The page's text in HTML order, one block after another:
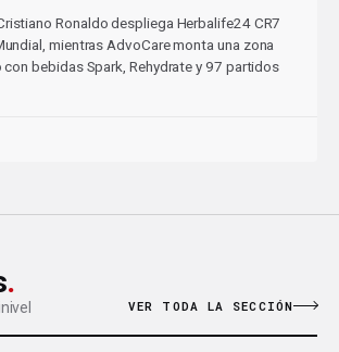
Ronaldo despliega Herbalife24 CR7
mientras AdvoCare monta una zona
bebidas Spark, Rehydrate y 97 partidos
.
VER TODA LA SECCIÓN